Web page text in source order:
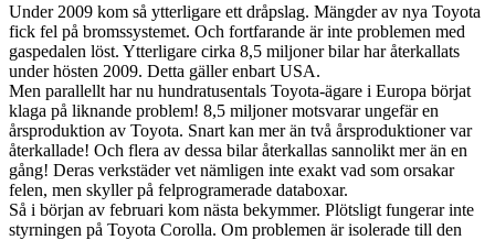
Under 2009 kom så ytterligare ett dråpslag. Mängder av nya Toyota
fick fel på bromssystemet. Och fortfarande är inte problemen med
gaspedalen löst. Ytterligare cirka 8,5 miljoner bilar har återkallats
under hösten 2009. Detta gäller enbart USA.
Men parallellt har nu hundratusentals Toyota-ägare i Europa börjat
klaga på liknande problem! 8,5 miljoner motsvarar ungefär en
årsproduktion av Toyota. Snart kan mer än två årsproduktioner var
återkallade! Och flera av dessa bilar återkallas sannolikt mer än en
gång! Deras verkstäder vet nämligen inte exakt vad som orsakar
felen, men skyller på felprogramerade databoxar.
Så i början av februari kom nästa bekymmer. Plötsligt fungerar inte
styrningen på Toyota Corolla. Om problemen är isolerade till den